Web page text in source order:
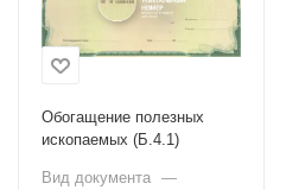
Обогащение полезных
ископаемых (Б.4.1)
Вид документа —